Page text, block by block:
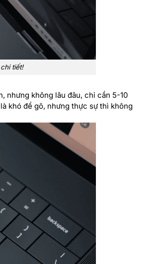
tiết!
nhưng không lâu đâu, chỉ cần 5-10
khó để gõ, nhưng thực sự thì không